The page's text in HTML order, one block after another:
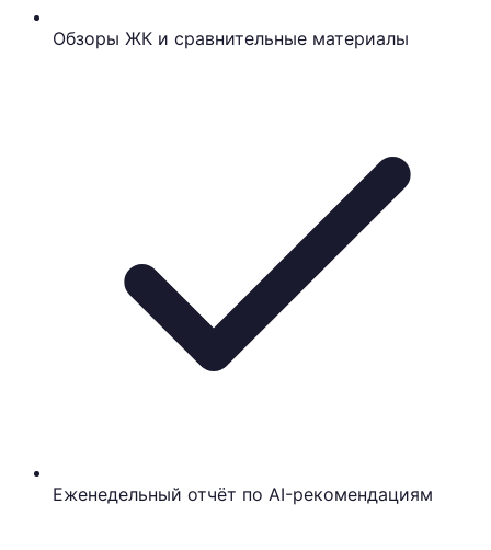
Обзоры ЖК и сравнительные материалы
Еженедельный отчёт по AI-рекомендациям